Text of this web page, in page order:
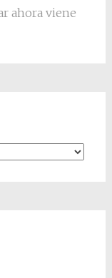
ahora viene